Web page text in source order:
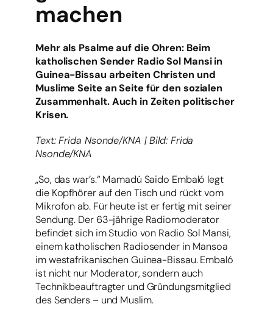
machen
Mehr als Psalme auf die Ohren: Beim
katholischen Sender Radio Sol Mansi in
Guinea-Bissau arbeiten Christen und
Muslime Seite an Seite für den sozialen
Zusammenhalt. Auch in Zeiten politischer
Krisen.
Text: Frida Nsonde/KNA | Bild: Frida
Nsonde/KNA
„So, das war’s.“ Mamadú Saido Embaló legt
die Kopfhörer auf den Tisch und rückt vom
Mikrofon ab. Für heute ist er fertig mit seiner
Sendung. Der 63-jährige Radiomoderator
befindet sich im Studio von Radio Sol Mansi,
einem katholischen Radiosender in Mansoa
im westafrikanischen Guinea-Bissau. Embaló
ist nicht nur Moderator, sondern auch
Technikbeauftragter und Gründungsmitglied
des Senders – und Muslim.